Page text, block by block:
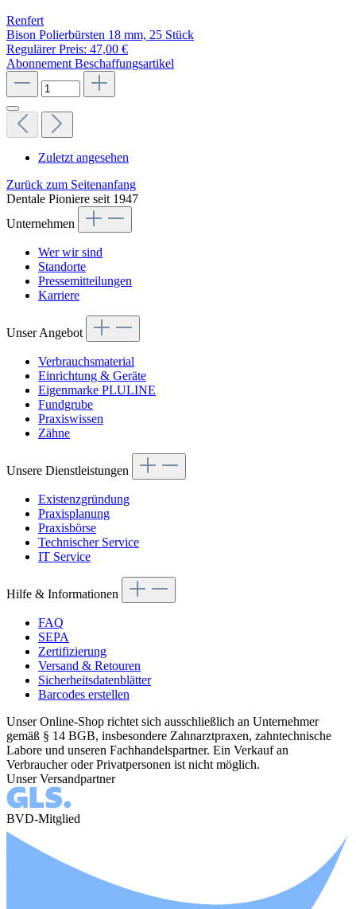
Renfert
Bison Polierbürsten 18 mm, 25 Stück
Regulärer Preis: 47,00 €
Abonnement Beschaffungsartikel
Zuletzt angesehen
Zurück zum Seitenanfang
Dentale Pioniere seit 1947
Unternehmen
Wer wir sind
Standorte
Pressemitteilungen
Karriere
Unser Angebot
Verbrauchsmaterial
Einrichtung & Geräte
Eigenmarke PLULINE
Fundgrube
Praxiswissen
Zähne
Unsere Dienstleistungen
Existenzgründung
Praxisplanung
Praxisbörse
Technischer Service
IT Service
Hilfe & Informationen
FAQ
SEPA
Zertifizierung
Versand & Retouren
Sicherheitsdatenblätter
Barcodes erstellen
Unser Online-Shop richtet sich ausschließlich an Unternehmer
gemäß § 14 BGB, insbesondere Zahnarztpraxen, zahntechnische
Labore und unseren Fachhandelspartner. Ein Verkauf an
Verbraucher oder Privatpersonen ist nicht möglich.
Unser Versandpartner
BVD-Mitglied